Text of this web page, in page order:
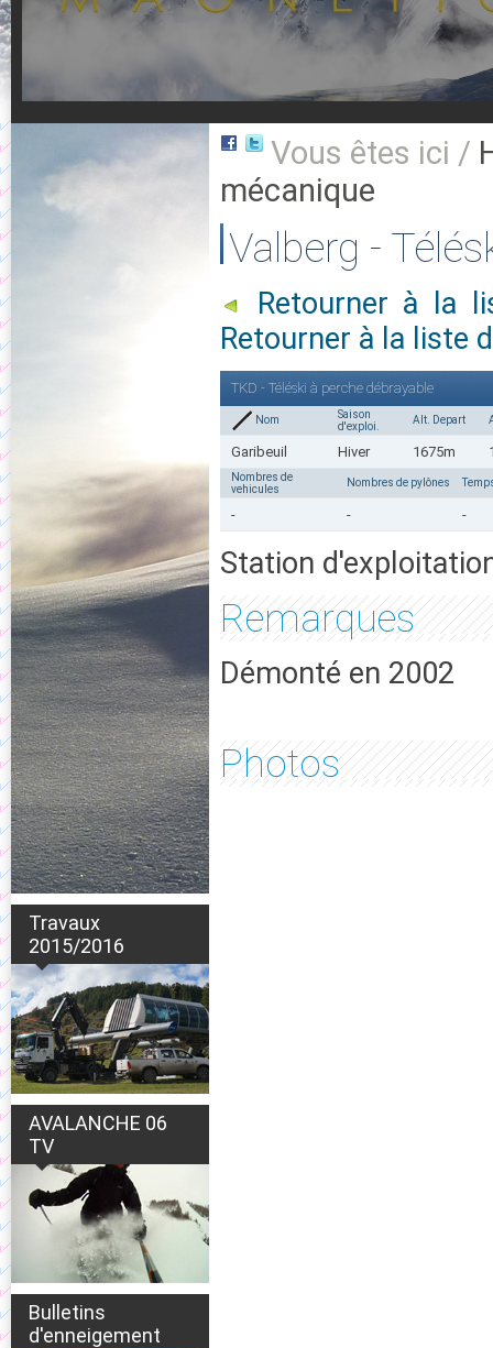
Travaux
2015/2016
AVALANCHE 06
TV
Bulletins
d'enneigement
Vous êtes ici /
mécanique
Valberg -
Retourner à la
Retourner à la liste
TKD - Téléski à perche débrayable
Nom
Saison
d'exploi.
Alt. Depart
Garibeuil Hiver 1675m
Nombres de
vehicules
Nombres de pylônes
- - -
Station
Remarques
Démonté en 2002
Photos